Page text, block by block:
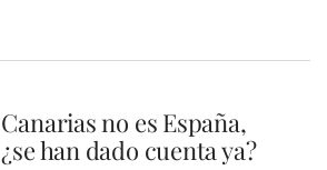
Canarias no es España,
¿se han dado cuenta ya?